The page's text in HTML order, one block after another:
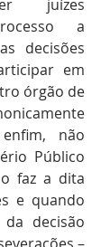
juízes
a
decisões
em
órgão de
não
Público
faz a dita
e quando
decisão